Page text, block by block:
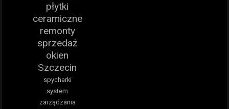
płytki
ceramiczne
remonty
sprzedaż
okien
Szczecin
spycharki
system
zarządzania